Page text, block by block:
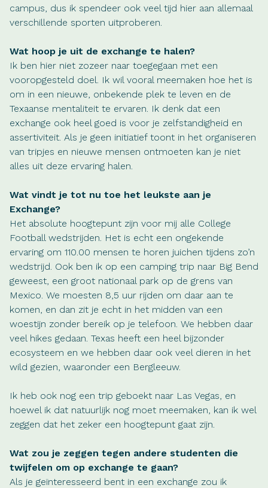
campus, dus ik spendeer ook veel tijd hier aan allemaal
verschillende sporten uitproberen.
Wat hoop je uit de exchange te halen?
Ik ben hier niet zozeer naar toegegaan met een
vooropgesteld doel. Ik wil vooral meemaken hoe het is
om in een nieuwe, onbekende plek te leven en de
Texaanse mentaliteit te ervaren. Ik denk dat een
exchange ook heel goed is voor je zelfstandigheid en
assertiviteit. Als je geen initiatief toont in het organiseren
van tripjes en nieuwe mensen ontmoeten kan je niet
alles uit deze ervaring halen.
Wat vindt je tot nu toe het leukste aan je
Exchange?
Het absolute hoogtepunt zijn voor mij alle College
Football wedstrijden. Het is echt een ongekende
ervaring om 110.00 mensen te horen juichen tijdens zo’n
wedstrijd. Ook ben ik op een camping trip naar Big Bend
geweest, een groot nationaal park op de grens van
Mexico. We moesten 8,5 uur rijden om daar aan te
komen, en dan zit je echt in het midden van een
woestijn zonder bereik op je telefoon. We hebben daar
veel hikes gedaan. Texas heeft een heel bijzonder
ecosysteem en we hebben daar ook veel dieren in het
wild gezien, waaronder een Bergleeuw.
Ik heb ook nog een trip geboekt naar Las Vegas, en
hoewel ik dat natuurlijk nog moet meemaken, kan ik wel
zeggen dat het zeker een hoogtepunt gaat zijn.
Wat zou je zeggen tegen andere studenten die
twijfelen om op exchange te gaan?
Als je geïnteresseerd bent in een exchange zou ik